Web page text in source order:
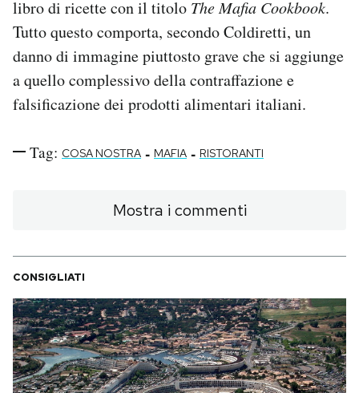
libro di ricette con il titolo The Mafia Cookbook.
Tutto questo comporta, secondo Coldiretti, un
danno di immagine piuttosto grave che si aggiunge
a quello complessivo della contraffazione e
falsificazione dei prodotti alimentari italiani.
Tag: COSA NOSTRA - MAFIA - RISTORANTI
Mostra i commenti
CONSIGLIATI